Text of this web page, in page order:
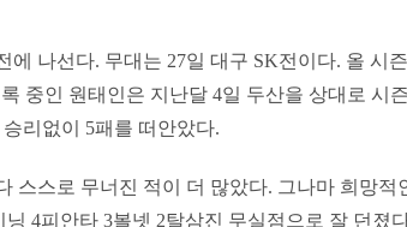
나선다. 무대는 27일 대구 SK전이다. 올 시즌
중인 원태인은 지난달 4일 두산을 상대로 시
리없이 5패를 떠안았다.
스스로 무너진 적이 더 많았다. 그나마 희망적
4피안타 3볼넷 2탈삼진 무실점으로 잘 던졌